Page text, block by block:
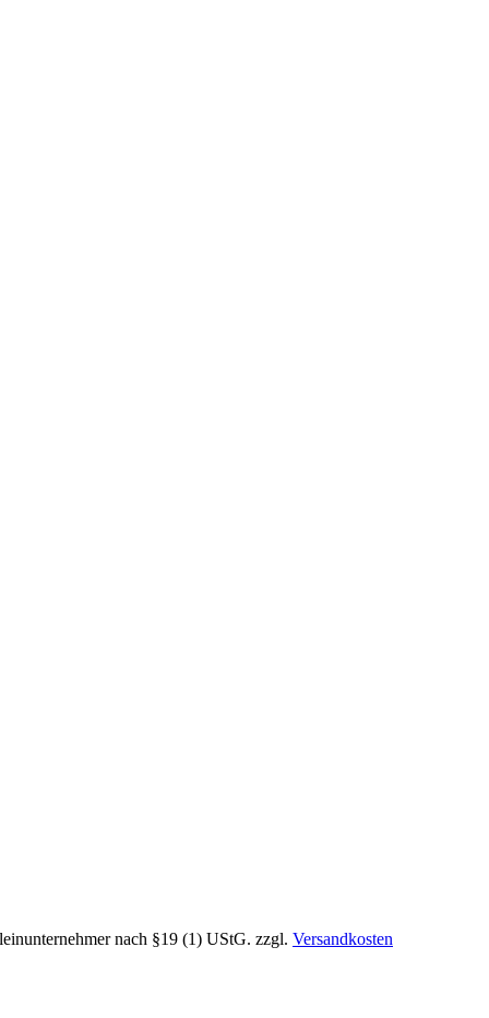
nach §19 (1) UStG. zzgl. Versandkosten